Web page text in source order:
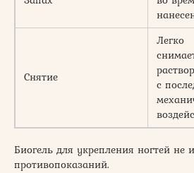
Снятие
Легко
с
Биогель для укрепления ногтей не
противопоказаний.